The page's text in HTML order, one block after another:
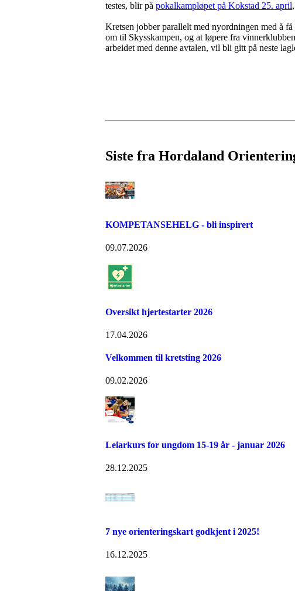
testes, blir på pokalkampløpet på Kokstad 25. april
Kretsen jobber parallelt med nyordningen med å
om til Skysskampen, og at løpere fra
arbeidet med denne avtalen, vil bli gitt på neste
Siste fra Hordaland
KOMPETANSEHELG - bli inspirert
09.07.2026
Oversikt hjertestarter 2026
17.04.2026
Velkommen til kretsting 2026
09.02.2026
Leiarkurs for ungdom 15-19 år - januar 2026
28.12.2025
7 nye orienteringskart godkjent i 2025!
16.12.2025